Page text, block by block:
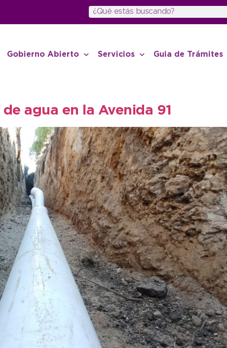
Gobierno Abierto Servicios Guia de Trámites
agua en la Avenida 91